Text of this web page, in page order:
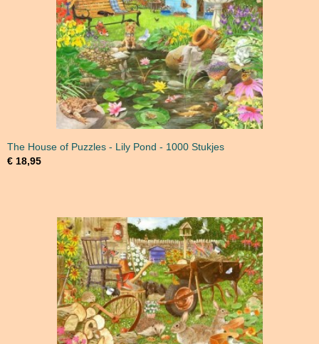
The House of Puzzles - Lily Pond - 1000 Stukjes
€ 18,95